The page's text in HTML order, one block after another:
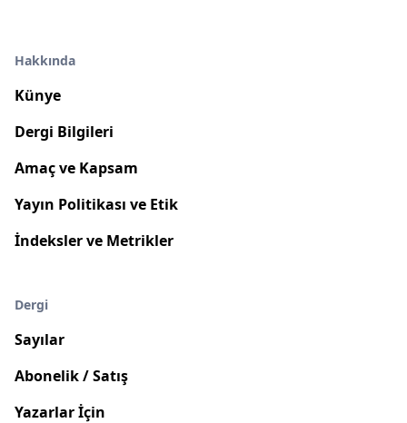
Hakkında
Künye
Dergi Bilgileri
Amaç ve Kapsam
Yayın Politikası ve Etik
İndeksler ve Metrikler
Dergi
Sayılar
Abonelik / Satış
Yazarlar İçin